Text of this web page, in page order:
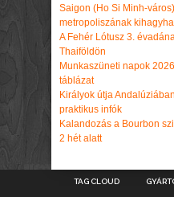
Saigon (Ho Si Minh-
metropoliszának
A Fehér Lótusz 3.
Thaiföldön
Munkaszüneti napok
táblázat
Királyok útja
praktikus infók
Kalandozás a Bourbon
2 hét alatt
TAG CLOUD